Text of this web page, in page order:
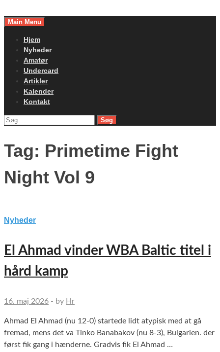
toMain Menu
Hjem
Nyheder
Amatør
Undercard
Artikler
Kalender
Kontakt
Søg
Tag: Primetime Fight
Night Vol 9
Nyheder
El Ahmad vinder WBA Baltic titel i
hård kamp
16. maj 2026 - by Hr
Ahmad El Ahmad (nu 12-0) startede lidt atypisk med at gå
fremad, mens det va Tinko Banabakov (nu 8-3), Bulgarien. der
først fik gang i hænderne. Gradvis fik El Ahmad …